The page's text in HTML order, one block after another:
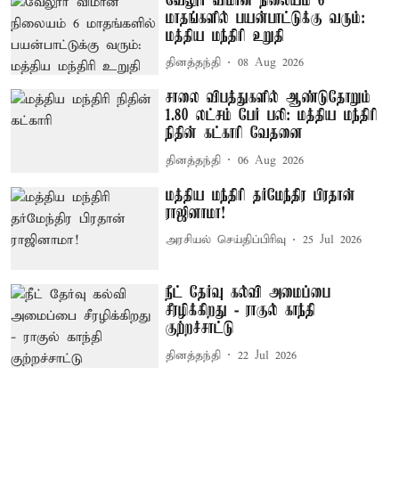
மாதங்களில் பயன்பாட்டுக்கு வரும்:
மத்திய மந்திரி உறுதி
தினத்தந்தி 08 Aug 2026
சாலை விபத்துகளில் ஆண்டுதோறும்
1.80 லட்சம் பேர் பலி: மத்திய மந்திரி
நிதின் கட்காரி வேதனை
தினத்தந்தி 06 Aug 2026
மத்திய மந்திரி தர்மேந்திர பிரதான்
ராஜினாமா!
அரசியல் செய்திப்பிரிவு 25 Jul 2026
நீட் தேர்வு கல்வி அமைப்பை
சீரழிக்கிறது - ராகுல் காந்தி
குற்றச்சாட்டு
தினத்தந்தி 22 Jul 2026